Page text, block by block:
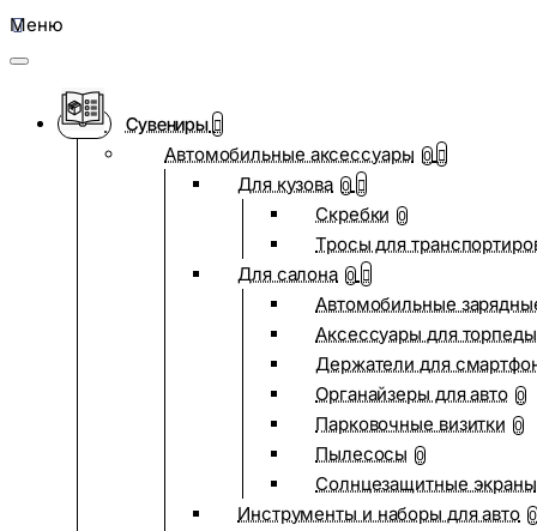
Меню
Сувениры
Автомобильные аксессуары 0
Для кузова 0
Скребки 0
Тросы для
Для салона 0
Автомобильные
Аксессуары для
Держатели для
Органайзеры для авто 0
Парковочные визитки 0
Пылесосы 0
Солнцезащитные экраны
Инструменты и наборы для авто 0